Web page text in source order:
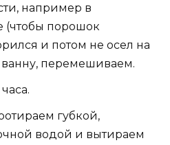
например в
(чтобы порошок
и потом не осел на
перемешиваем.
губкой,
водой и вытираем